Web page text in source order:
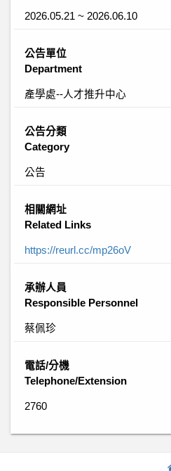
2026.05.21 ~ 2026.06.10
公告單位
Department
產學處--人才推升中心
公告分類
Category
公告
相關網址
Related Links
https://reurl.cc/mp26oV
承辦人員
Responsible Personnel
蔡佩珍
電話/分機
Telephone/Extension
2760